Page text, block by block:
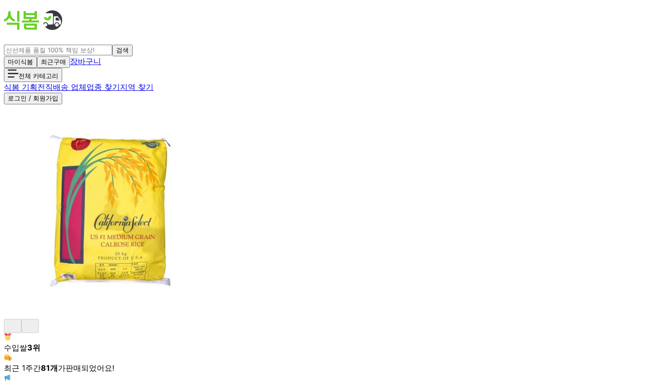
검색
마이식봄
최근구매 장바구니
전체 카테고리
식봄 기획전직배송 업체업종 찾기지역 찾기
로그인 / 회원가입
수입쌀3위
최근 1주간81개가판매되었어요!